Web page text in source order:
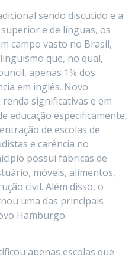
sendo discutido e a
e de línguas, os
campo vasto no Brasil,
que, no qual,
apenas 1% dos
em inglês. Novo
significativas e em
educação especificamente,
de escolas de
e carência no
possui fábricas de
móveis, alimentos,
civil. Além disso, o
uma das principais
Hamburgo.
apenas escolas que